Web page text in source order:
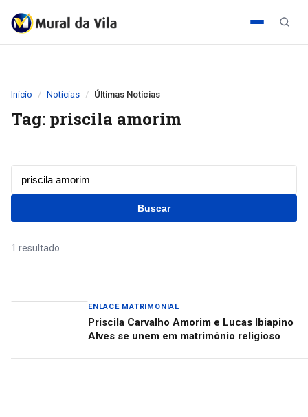
Início Notícias Últimas Notícias
Tag: priscila amorim
Buscar
1 resultado
ENLACE MATRIMONIAL
Priscila Carvalho Amorim e Lucas Ibiapino
Alves se unem em matrimônio religioso